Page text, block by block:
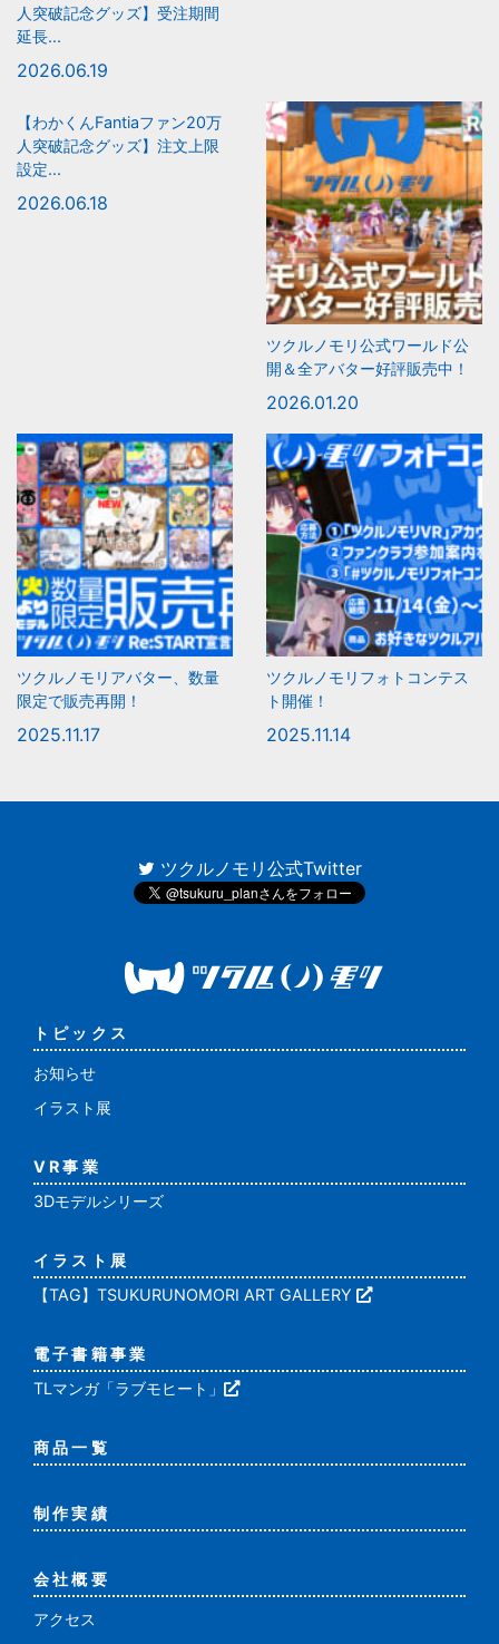
人突破記念グッズ】受注期間
延長...
2026.06.19
【わかくんFantiaファン20万
人突破記念グッズ】注文上限
設定...
2026.06.18
ツクルノモリ公式ワールド公
開＆全アバター好評販売中！
2026.01.20
ツクルノモリアバター、数量
限定で販売再開！
2025.11.17
ツクルノモリフォトコンテス
ト開催！
2025.11.14
トピックス
お知らせ
イラスト展
VR事業
3Dモデルシリーズ
イラスト展
【TAG】TSUKURUNOMORI ART GALLERY
電子書籍事業
TLマンガ「ラブモヒート」
商品一覧
制作実績
会社概要
アクセス
ツクルノモリ公式Twitter